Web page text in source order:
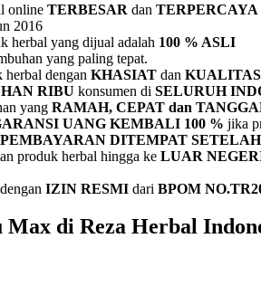
online TERBESAR dan TERPERCAYA
2016
herbal yang dijual adalah 100 % ASLI
yang paling tepat.
dengan KHASIAT dan KUALITAS
RIBU konsumen di SELURUH
yang RAMAH, CEPAT dan
UANG KEMBALI 100 % jika
DITEMPAT
produk herbal hingga ke LUAR
IZIN RESMI dari BPOM
di Reza Herbal